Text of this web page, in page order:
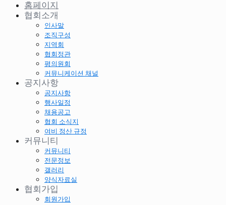
홈페이지
협회소개
인사말
조직구성
지역회
협회정관
평의원회
커뮤니케이션 채널
공지사항
공지사항
행사일정
채용공고
협회 소식지
여비 정산 규정
커뮤니티
커뮤니티
전문정보
갤러리
양식자료실
협회가입
회원가입